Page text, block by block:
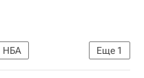
Еще 1
НБА